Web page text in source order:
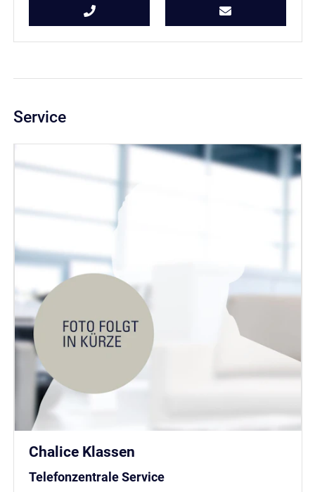
Service
Chalice Klassen
Telefonzentrale Service